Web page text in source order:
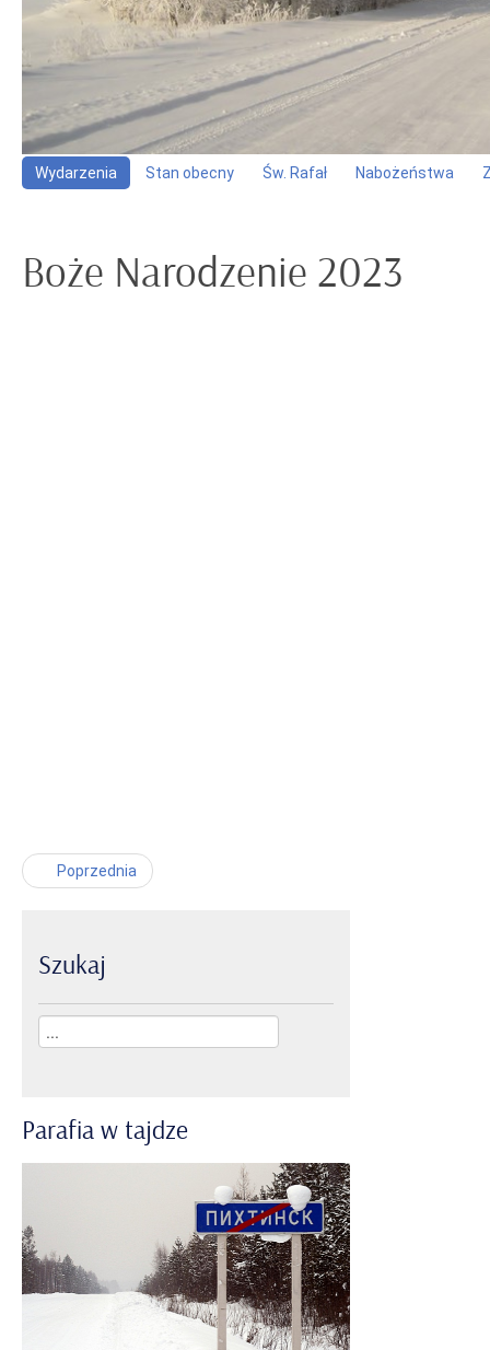
Wydarzenia Stan obecny Św. Rafał Nabożeństwa
Boże Narodzenie 2023
Poprzednia
Szukaj
Parafia w tajdze